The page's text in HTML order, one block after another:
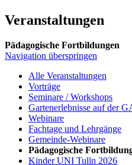
Veranstaltungen
Pädagogische Fortbildungen
Navigation überspringen
Alle Veranstaltungen
Vorträge
Seminare / Workshops
Gartenerlebnisse auf der
Webinare
Fachtage und Lehrgänge
Gemeinde-Webinare
Pädagogische
Kinder UNI Tulln 2026